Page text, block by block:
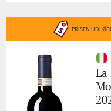
PRISEN